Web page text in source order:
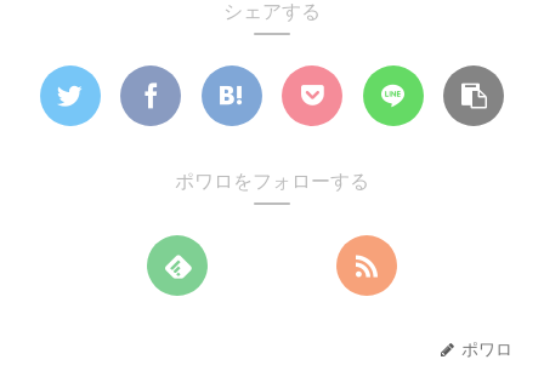
シェアする
ポワロをフォローする
ポワロ